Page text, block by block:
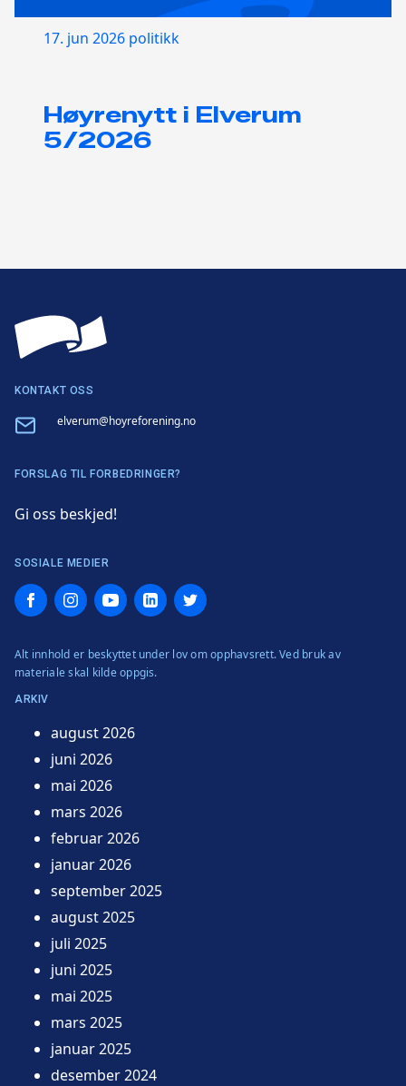
17. jun 2026 politikk
Høyrenytt i Elverum
5/2026
KONTAKT OSS
Email elverum@hoyreforening.no
FORSLAG TIL FORBEDRINGER?
Gi oss beskjed!
SOSIALE MEDIER
FacebookInstagramYouTubeLinkedInTwitter
Alt innhold er beskyttet under lov om opphavsrett. Ved bruk av
materiale skal kilde oppgis.
ARKIV
august 2026
juni 2026
mai 2026
mars 2026
februar 2026
januar 2026
september 2025
august 2025
juli 2025
juni 2025
mai 2025
mars 2025
januar 2025
desember 2024